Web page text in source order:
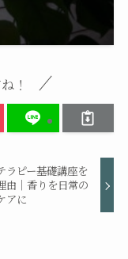
！
ラピー基礎講座を
由｜香りを日常の
アに